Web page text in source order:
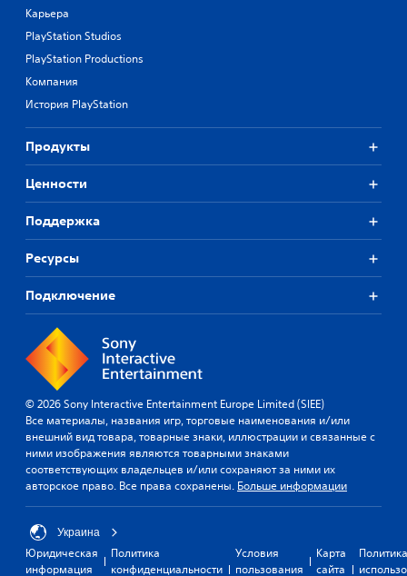
Карьера
PlayStation Studios
PlayStation Productions
Компания
История PlayStation
Продукты
Ценности
Поддержка
Ресурсы
Подключение
© 2026 Sony Interactive Entertainment Europe Limited (SIEE)
Все материалы, названия игр, торговые наименования и/или
внешний вид товара, товарные знаки, иллюстрации и связанные с
ними изображения являются товарными знаками
соответствующих владельцев и/или сохраняют за ними их
авторское право. Все права сохранены. Больше информации
Украина
Юридическая
информация
Политика
конфиденциальности
Условия
пользования
Карта
сайта
Политика